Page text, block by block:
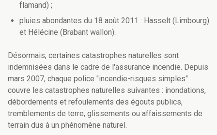
flamand) ;
pluies abondantes du 18 août 2011 : Hasselt (Limbourg)
et Hélécine (Brabant wallon).
Désormais, certaines catastrophes naturelles sont
indemnisées dans le cadre de l'assurance incendie. Depuis
mars 2007, chaque police "incendie-risques simples"
couvre les catastrophes naturelles suivantes : inondations,
débordements et refoulements des égouts publics,
tremblements de terre, glissements ou affaissements de
terrain dus à un phénomène naturel.